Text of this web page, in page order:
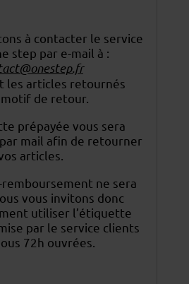
à contacter le service
step par e-mail à :
les articles retournés
de retour.
prépayée vous sera
mail afin de retourner
articles.
ne sera
vous invitons donc
utiliser l’étiquette
par le service clients
72h ouvrées.